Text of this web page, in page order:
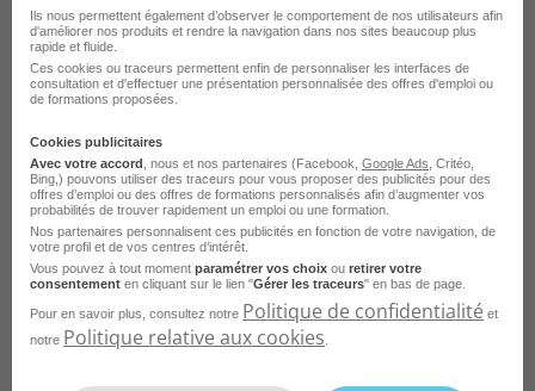
Voir plus
Emploi Prospecteur
Emploi Category manager
Consultez les offres d'emploi dansle
domaine Marketingdans
d'autres villes
Emploi Marketing Paris
Ils nous permettent également d’observer le comportement de nos utilisateurs afin
d'améliorer nos produits et rendre la navigation dans nos sites beaucoup plus
rapide et fluide.
Ces cookies ou traceurs permettent enfin de personnaliser les interfaces de
consultation et d'effectuer une présentation personnalisée des offres d'emploi ou
de formations proposées.
Cookies publicitaires
Avec votre accord , nous et nos partenaires (Facebook, Google Ads , Critéo,
Bing,) pouvons utiliser des traceurs pour vous proposer des publicités pour des
offres d’emploi ou des offres de formations personnalisés afin d’augmenter vos
probabilités de trouver rapidement un emploi ou une formation.
Nos partenaires personnalisent ces publicités en fonction de votre navigation, de
votre profil et de vos centres d’intérêt.
Vous pouvez à tout moment paramétrer vos choix ou retirer votre
consentement en cliquant sur le lien "Gérer les traceurs" en bas de page.
Pour en savoir plus, consultez notre Politique de confidentialité et
notre Politique relative aux cookies